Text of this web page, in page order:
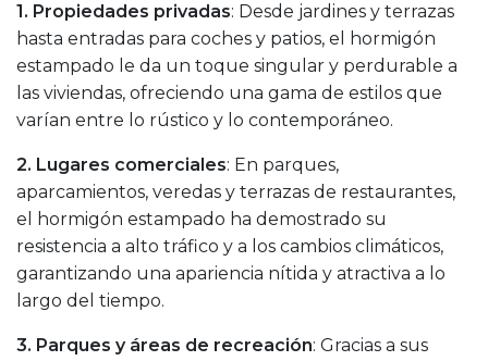
1. Propiedades privadas: Desde jardines y terrazas
hasta entradas para coches y patios, el hormigón
estampado le da un toque singular y perdurable a
las viviendas, ofreciendo una gama de estilos que
varían entre lo rústico y lo contemporáneo.
2. Lugares comerciales: En parques,
aparcamientos, veredas y terrazas de restaurantes,
el hormigón estampado ha demostrado su
resistencia a alto tráfico y a los cambios climáticos,
garantizando una apariencia nítida y atractiva a lo
largo del tiempo.
3. Parques y áreas de recreación: Gracias a sus